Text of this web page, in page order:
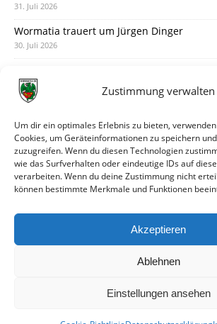
Zustimmung verwalten
Um dir ein optimales Erlebnis zu bieten,
Cookies, um Geräteinformationen zu speichern
zuzugreifen. Wenn du diesen Technologien
wie das Surfverhalten oder eindeutige IDs auf
verarbeiten. Wenn du deine Zustimmung nicht
können bestimmte Merkmale und Funktionen
Akzeptieren
Ablehnen
Einstellungen ansehen
31. Juli 2026
Wormatia trauert um Jürgen Dinger
30. Juli 2026
28. Juli 2026
28. Juli 2026
Neue Podcast-Folge: So tickt Björn!
27. Juli 2026
Eindrücke vom Stadionfest
Unterhaltsamer Abschlusstest mit später
25. Juli 2026